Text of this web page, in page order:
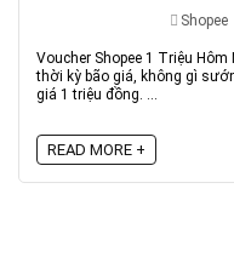
Shopee
Voucher Shopee 1 Triệu Hôm
thời kỳ bão giá, không gì
giá 1 triệu đồng. ...
READ MORE +